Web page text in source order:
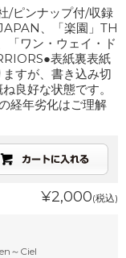
/ピンナップ付/収録
、「楽園」TH
ワン・ウェイ・ド
表紙裏表紙
すが、書き込み切
良好な状態です。
経年劣化はご理解
¥2,000(税込)
～Ciel